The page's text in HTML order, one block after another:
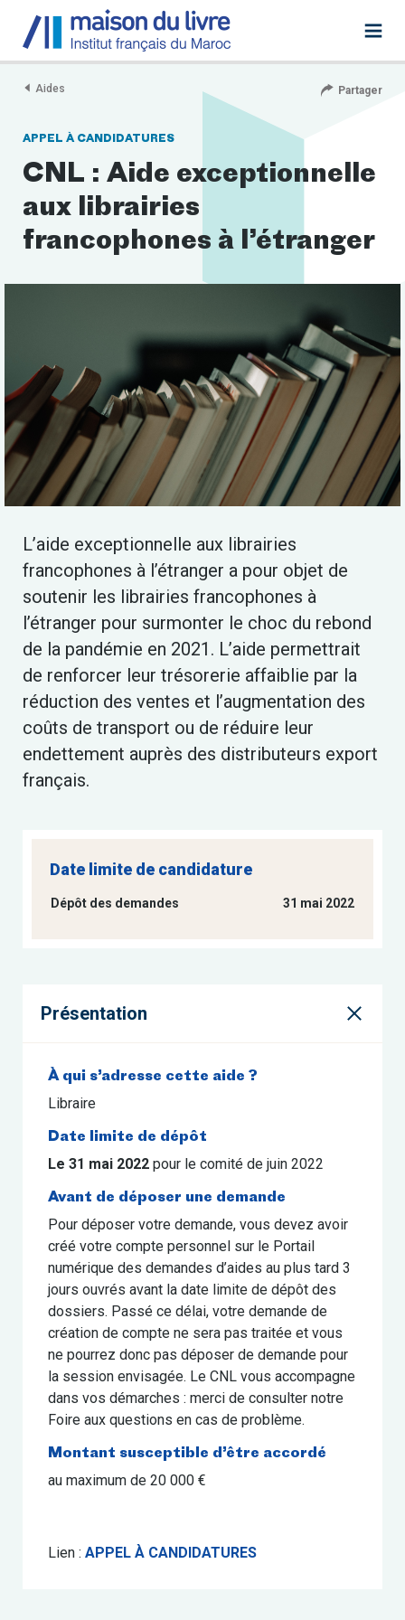
Aides Partager
APPEL À CANDIDATURES
CNL : Aide exceptionnelle
aux librairies
francophones à l’étranger
L’aide exceptionnelle aux librairies
francophones à l’étranger a pour objet de
soutenir les librairies francophones à
l’étranger pour surmonter le choc du rebond
de la pandémie en 2021. L’aide permettrait
de renforcer leur trésorerie affaiblie par la
réduction des ventes et l’augmentation des
coûts de transport ou de réduire leur
endettement auprès des distributeurs export
français.
Date limite de candidature
Dépôt des demandes 31 mai 2022
Présentation
À qui s’adresse cette aide ?
Libraire
Date limite de dépôt
Le 31 mai 2022 pour le comité de juin 2022
Avant de déposer une demande
Pour déposer votre demande, vous devez avoir
créé votre compte personnel sur le Portail
numérique des demandes d’aides au plus tard 3
jours ouvrés avant la date limite de dépôt des
dossiers. Passé ce délai, votre demande de
création de compte ne sera pas traitée et vous
ne pourrez donc pas déposer de demande pour
la session envisagée. Le CNL vous accompagne
dans vos démarches : merci de consulter notre
Foire aux questions en cas de problème.
Montant susceptible d’être accordé
au maximum de 20 000 €
Lien : APPEL À CANDIDATURES